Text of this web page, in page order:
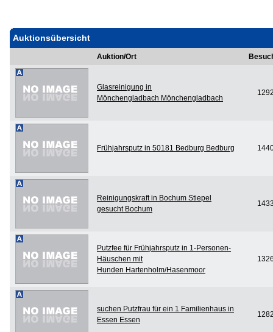
Auktionsübersicht
Auktion/Ort
Glasreinigung in
Mönchengladbach Mönchengladbach
Frühjahrsputz in 50181 Bedburg Bedburg
Reinigungskraft in Bochum Stiepel
gesucht Bochum
Putzfee für Frühjahrsputz in 1-Personen-
Häuschen mit
Hunden Hartenholm/Hasenmoor
suchen Putzfrau für ein 1 Familienhaus in
Essen Essen